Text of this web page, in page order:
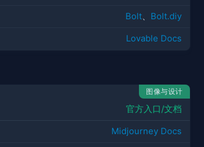
Bolt、 Bolt.diy
Lovable Docs
图像与设计
官方入口/文档
Midjourney Docs